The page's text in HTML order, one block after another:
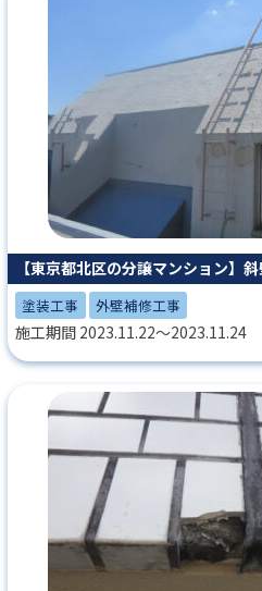
【東京都北区の分譲マンション】
塗装工事 外壁補修工事
施工期間 2023.11.22～2023.11.24